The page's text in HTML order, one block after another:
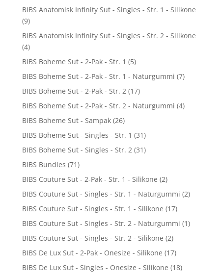
BIBS Anatomisk Infinity Sut - Singles - Str. 1 - Silikone
(9)
BIBS Anatomisk Infinity Sut - Singles - Str. 2 - Silikone
(4)
BIBS Boheme Sut - 2-Pak - Str. 1 (5)
BIBS Boheme Sut - 2-Pak - Str. 1 - Naturgummi (7)
BIBS Boheme Sut - 2-Pak - Str. 2 (17)
BIBS Boheme Sut - 2-Pak - Str. 2 - Naturgummi (4)
BIBS Boheme Sut - Sampak (26)
BIBS Boheme Sut - Singles - Str. 1 (31)
BIBS Boheme Sut - Singles - Str. 2 (31)
BIBS Bundles (71)
BIBS Couture Sut - 2-Pak - Str. 1 - Silikone (2)
BIBS Couture Sut - Singles - Str. 1 - Naturgummi (2)
BIBS Couture Sut - Singles - Str. 1 - Silikone (17)
BIBS Couture Sut - Singles - Str. 2 - Naturgummi (1)
BIBS Couture Sut - Singles - Str. 2 - Silikone (2)
BIBS De Lux Sut - 2-Pak - Onesize - Silikone (17)
BIBS De Lux Sut - Singles - Onesize - Silikone (18)